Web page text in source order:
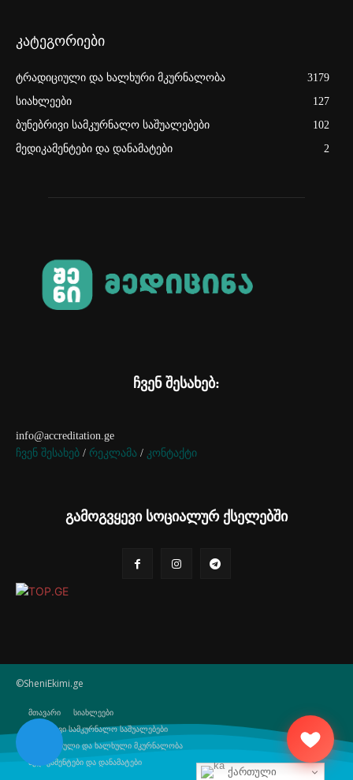
კატეგორიები
ტრადიციული და ხალხური მკურნალობა
3179
სიახლეები
127
ბუნებრივი სამკურნალო საშუალებები
102
მედიკამენტები და დანამატები
2
ჩვენ შესახებ:
info@accreditation.ge
ჩვენ შესახებ / რეკლამა / კონტაქტი
გამოგვყევი სოციალურ ქსელებში
©SheniEkimi.ge
მთავარი
სიახლეები
ბუნებრივი სამკურნალო საშუალებები
ტრადიციული და ხალხული მკურნალობა
მედიკამენტები და დანამატები
ქართული